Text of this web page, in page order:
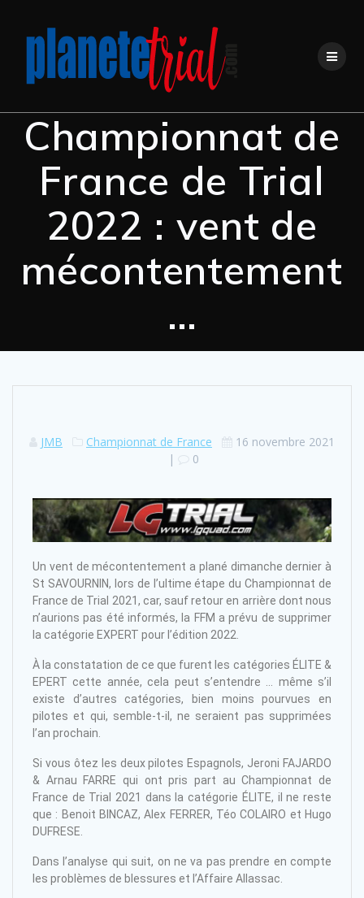
Championnat de
France de Trial
2022 : vent de
mécontentement
…
JMB Championnat de France
16 novembre 2021
|
0
Un vent de mécontentement a plané dimanche dernier à
St SAVOURNIN, lors de l’ultime étape du Championnat de
France de Trial 2021, car, sauf retour en arrière dont nous
n’aurions pas été informés, la FFM a prévu de supprimer
la catégorie EXPERT pour l’édition 2022.
À la constatation de ce que furent les catégories ÉLITE &
EPERT cette année, cela peut s’entendre … même s’il
existe d’autres catégories, bien moins pourvues en
pilotes et qui, semble-t-il, ne seraient pas supprimées
l’an prochain.
Si vous ôtez les deux pilotes Espagnols, Jeroni FAJARDO
& Arnau FARRE qui ont pris part au Championnat de
France de Trial 2021 dans la catégorie ÉLITE, il ne reste
que : Benoit BINCAZ, Alex FERRER, Téo COLAIRO et Hugo
DUFRESE.
Dans l’analyse qui suit, on ne va pas prendre en compte
les problèmes de blessures et l’Affaire Allassac.